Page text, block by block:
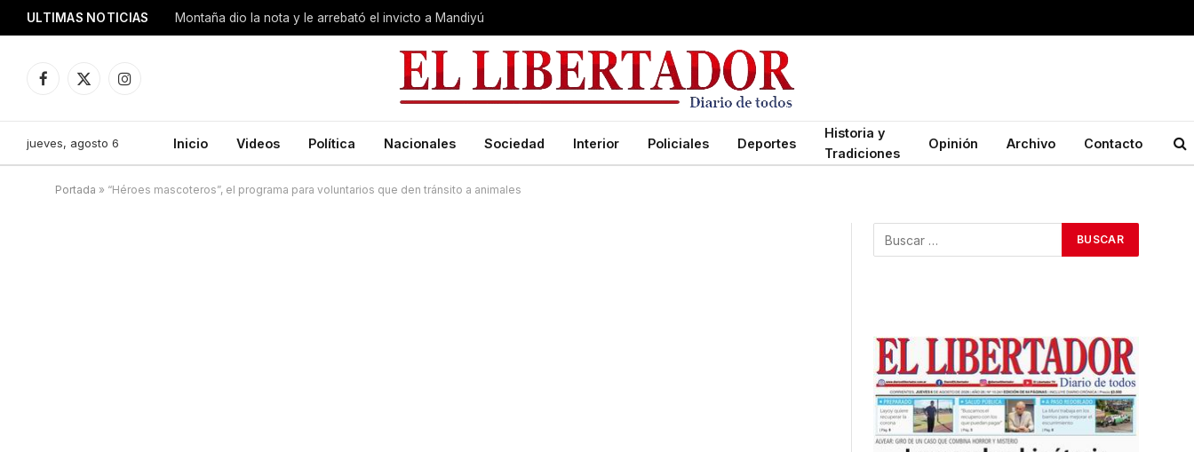
ULTIMAS NOTICIAS Montaña dio la nota y le arrebató el invicto a Mandiyú
Facebook
X
Instagram
jueves, agosto 6 Inicio Videos Política Nacionales Sociedad Interior Policiales Deportes
Historia y
Tradiciones
Opinión Archivo Contacto
Portada » “Héroes mascoteros”, el programa para voluntarios que den tránsito a animales